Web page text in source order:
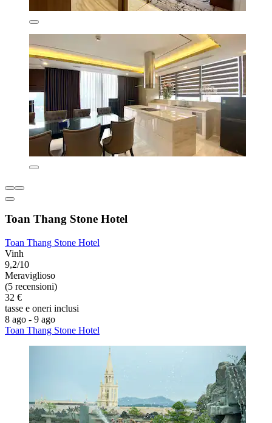
Toan Thang Stone Hotel
Toan Thang Stone Hotel
Vinh
9,2/10
Meraviglioso
(5 recensioni)
32 €
tasse e oneri inclusi
8 ago - 9 ago
Toan Thang Stone Hotel